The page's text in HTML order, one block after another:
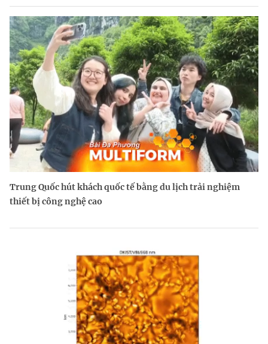
Trung Quốc hút khách quốc tế bằng du lịch trải nghiệm
thiết bị công nghệ cao